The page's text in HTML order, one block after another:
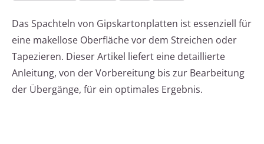
Das Spachteln von Gipskartonplatten ist essenziell für
eine makellose Oberfläche vor dem Streichen oder
Tapezieren. Dieser Artikel liefert eine detaillierte
Anleitung, von der Vorbereitung bis zur Bearbeitung
der Übergänge, für ein optimales Ergebnis.